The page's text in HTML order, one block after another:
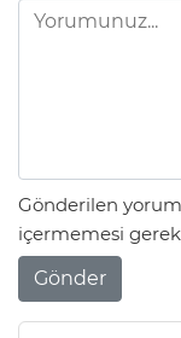
Gönderilen
içermemesi
Gönder